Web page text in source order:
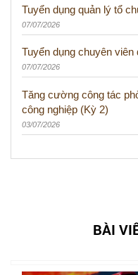
Tuyển dụng quản lý tổ
07/07/2026
Tuyển dụng chuyên viên
07/07/2026
Tăng cường công tác
công nghiệp (Kỳ 2)
03/07/2026
BÀI